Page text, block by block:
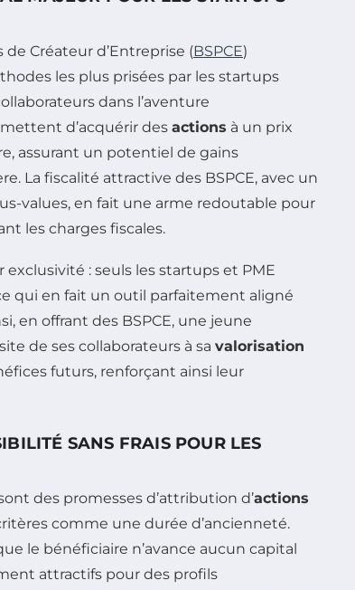
Créateur d’Entreprise (BSPCE)
les plus prisées par les startups
dans l’aventure
d’acquérir des actions à un prix
assurant un potentiel de gains
La fiscalité attractive des BSPCE, avec un
values, en fait une arme redoutable pour
les charges fiscales.
: seuls les startups et PME
qui en fait un outil parfaitement aligné
en offrant des BSPCE, une jeune
de ses collaborateurs à sa valorisation
futurs, renforçant ainsi leur
SANS FRAIS POUR LES
des promesses d’attribution d’actions
comme une durée d’ancienneté.
le bénéficiaire n’avance aucun capital
attractifs pour des profils